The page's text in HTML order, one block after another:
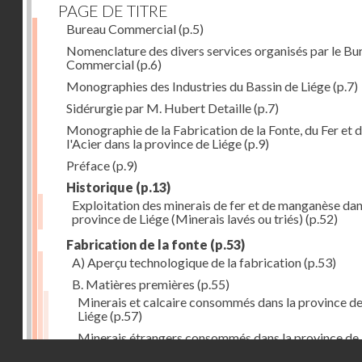
PAGE DE TITRE
Bureau Commercial(p.5)
Nomenclature des divers services organisés par le
Commercial(p.6)
Monographies des Industries du Bassin de Liége(p.7)
Sidérurgie par M. Hubert Detaille(p.7)
Monographie de la Fabrication de la Fonte, du Fer et
l'Acier dans la province de Liége(p.9)
Préface(p.9)
Historique (p.13)
Exploitation des minerais de fer et de manganèse
province de Liége (Minerais lavés ou triés) (p.52)
Fabrication de la fonte (p.53)
A) Aperçu technologique de la fabrication(p.53)
B. Matières premières (p.55)
Minerais et calcaire consommés dans la province de
Liége(p.57)
Minerais étrangers consommés dans la province de